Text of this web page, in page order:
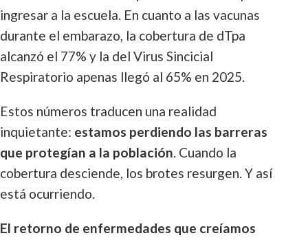
ingresar a la escuela. En cuanto a las vacunas
durante el embarazo, la cobertura de dTpa
alcanzó el 77% y la del Virus Sincicial
Respiratorio apenas llegó al 65% en 2025.
Estos números traducen una realidad
inquietante: estamos perdiendo las barreras
que protegían a la población. Cuando la
cobertura desciende, los brotes resurgen. Y así
está ocurriendo.
El retorno de enfermedades que creíamos